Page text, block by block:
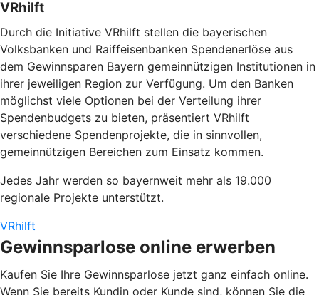
VRhilft
Durch die Initiative VRhilft stellen die bayerischen
Volksbanken und Raiffeisenbanken Spendenerlöse aus
dem Gewinnsparen Bayern gemeinnützigen Institutionen in
ihrer jeweiligen Region zur Verfügung. Um den Banken
möglichst viele Optionen bei der Verteilung ihrer
Spendenbudgets zu bieten, präsentiert VRhilft
verschiedene Spendenprojekte, die in sinnvollen,
gemeinnützigen Bereichen zum Einsatz kommen.
Jedes Jahr werden so bayernweit mehr als 19.000
regionale Projekte unterstützt.
VRhilft
Gewinnsparlose online erwerben
Kaufen Sie Ihre Gewinnsparlose jetzt ganz einfach online.
Wenn Sie bereits Kundin oder Kunde sind, können Sie die